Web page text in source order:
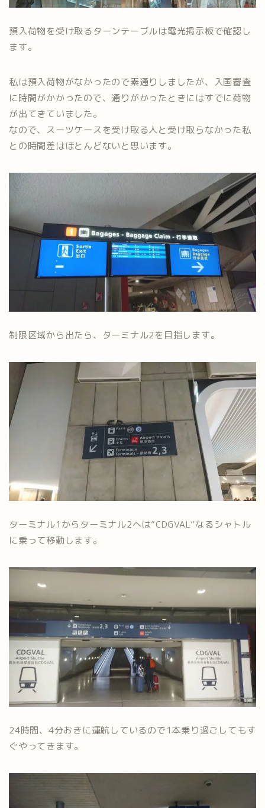
預入荷物を受け取るターンテーブルは電光掲示板で確認し
ます。
私は預入荷物がなかったので素通りしましたが、入国審査
に時間がかかったので、通りがかったときにはすでに荷物
が出てきていました。
なので、スーツケースを受け取る人と受け取らなかった私
との時間差はほとんどないと思います。
制限区域から出たら、ターミナル2を目指します。
ターミナル1からターミナル2へは”CDGVAL”なるシャトル
に乗って移動します。
24時間、4分おきに運航しているので1本乗り過ごしてもす
ぐやってきます。